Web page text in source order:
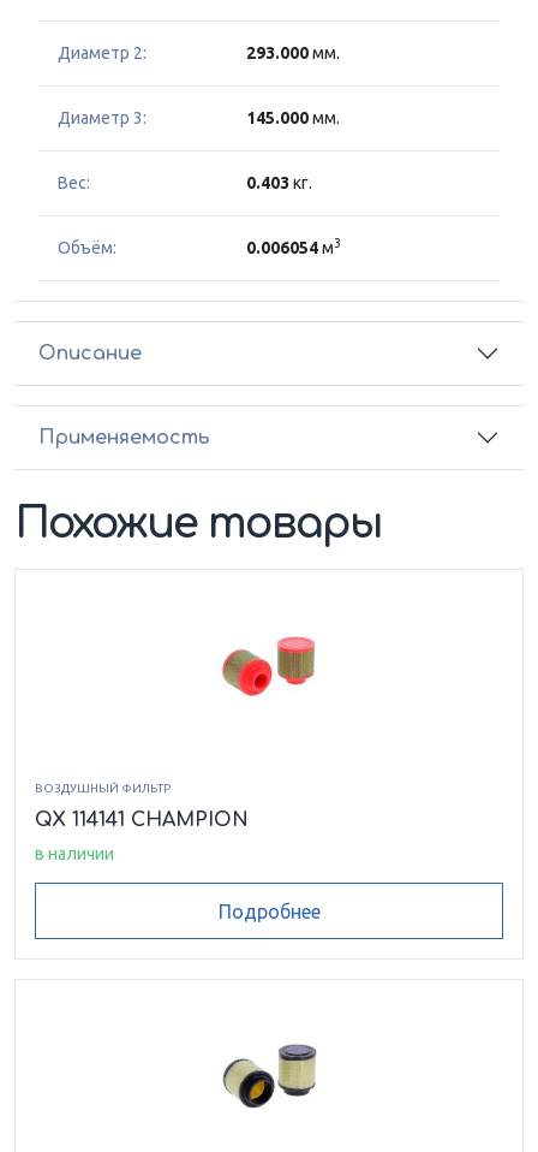
Диаметр 2: 293.000мм.
Диаметр 3: 145.000мм.
Вес: 0.403 кг.
Объём: 0.006054м3
Описание
Применяемость
Похожие товары
ВОЗДУШНЫЙ ФИЛЬТР
QX 114141 CHAMPION
в наличии
Подробнее